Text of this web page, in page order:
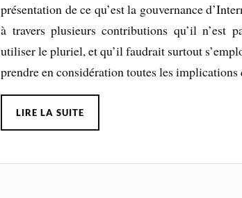
présentation de ce qu’est la gouvernance
à travers plusieurs contributions qu’il n’est
utiliser le pluriel, et qu’il faudrait surtout
prendre en considération toutes les implications
LIRE LA SUITE